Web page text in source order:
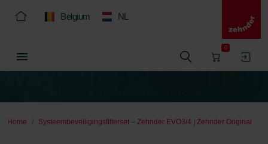
Belgium NL
0
Home Systeembeveiligingsfilterset – Zehnder EVO3/4 | Zehnder Original